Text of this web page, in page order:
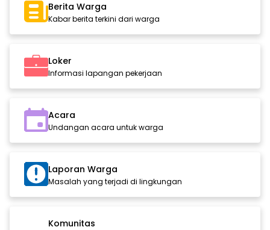
Berita Warga
Kabar berita terkini dari warga
Loker
Informasi lapangan pekerjaan
Acara
Undangan acara untuk warga
Laporan Warga
Masalah yang terjadi di lingkungan
Komunitas